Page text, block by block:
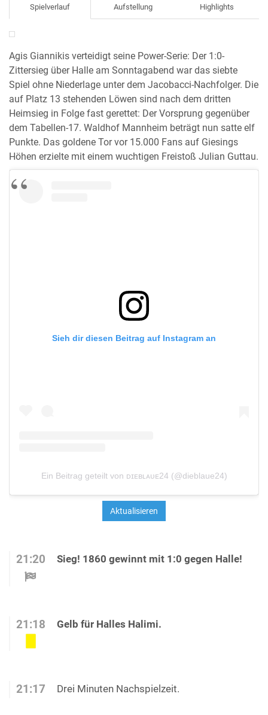
Spielverlauf Aufstellung Highlights
Agis Giannikis verteidigt seine Power-Serie: Der 1:0-
Zittersieg über Halle am Sonntagabend war das siebte
Spiel ohne Niederlage unter dem Jacobacci-Nachfolger. Die
auf Platz 13 stehenden Löwen sind nach dem dritten
Heimsieg in Folge fast gerettet: Der Vorsprung gegenüber
dem Tabellen-17. Waldhof Mannheim beträgt nun satte elf
Punkte. Das goldene Tor vor 15.000 Fans auf Giesings
Höhen erzielte mit einem wuchtigen Freistoß Julian Guttau.
Sieh dir diesen Beitrag auf Instagram an
Ein Beitrag geteilt von ᴅɪᴇʙʟᴀᴜᴇ24 (@dieblaue24)
21:20 Sieg! 1860 gewinnt mit 1:0 gegen Halle!
21:18 Gelb für Halles Halimi.
21:17 Drei Minuten Nachspielzeit.